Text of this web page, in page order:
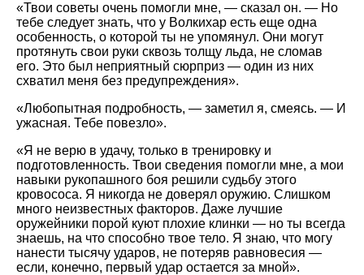
«Твои советы очень помогли мне, — сказал он. — Но
тебе следует знать, что у Волкихар есть еще одна
особенность, о которой ты не упомянул. Они могут
протянуть свои руки сквозь толщу льда, не сломав
его. Это был неприятный сюрприз — один из них
схватил меня без предупреждения».
«Любопытная подробность, — заметил я, смеясь. — И
ужасная. Тебе повезло».
«Я не верю в удачу, только в тренировку и
подготовленность. Твои сведения помогли мне, а мои
навыки рукопашного боя решили судьбу этого
кровососа. Я никогда не доверял оружию. Слишком
много неизвестных факторов. Даже лучшие
оружейники порой куют плохие клинки — но ты всегда
знаешь, на что способно твое тело. Я знаю, что могу
нанести тысячу ударов, не потеряв равновесия —
если, конечно, первый удар остается за мной».